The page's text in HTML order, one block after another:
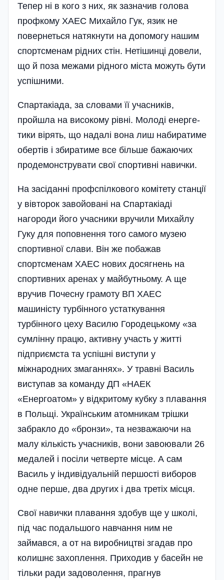
Тепер ні в кого з них, як зазначив голова
профкому ХАЕС Михайло Гук, язик не
повернеться натякнути на допомогу нашим
спортсменам рідних стін. Нетішинці довели,
що й поза межами рідного міста можуть бути
успі­шними.
Спартакіада, за словами її учасників,
пройшла на високому рівні. Молоді енер­ге­
тики вірять, що надалі вона лиш набиратиме
обер­тів і збиратиме все більше бажаючих
продемонструвати свої спор­тивні навички.
На засіданні профспілкового комітету станції
у вівторок завойовані на Спартакіаді
нагороди його учасники вручили Михайлу
Гуку для поповнення того самого музею
спортивної слави. Він же побажав
спортсменам ХАЕС нових досягнень на
спортивних аренах у майбутньому. А ще
вручив Почесну грамоту ВП ХАЕС
машиністу турбінного устаткування
турбінного цеху Василю Городецькому «за
сумлінну працю, активну участь у житті
підприємста та успішні виступи у
міжнародних змаганнях». У травні Василь
виступав за команду ДП «НАЕК
«Енергоатом» у відкритому кубку з плавання
в Польщі. Українським атомникам трішки
забракло до «бронзи», та незважаючи на
малу кількість учасників, вони завоювали 26
медалей і посіли четверте місце. А сам
Василь у індивідуальній першості виборов
одне перше, два других і два третіх місця.
Свої навички плавання здобув ще у школі,
під час подальшого навчання ним не
займався, а от на виробництві згадав про
колишнє захоплення. Приходив у басейн не
тільки ради задоволення, прагнув